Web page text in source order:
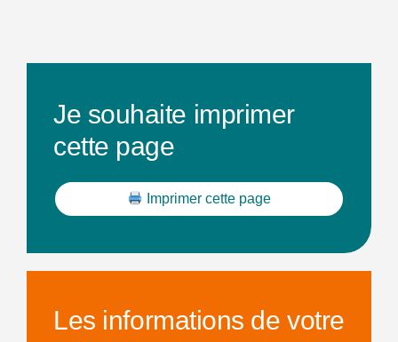
Je souhaite imprimer
cette page
Imprimer cette page
Les informations de votre